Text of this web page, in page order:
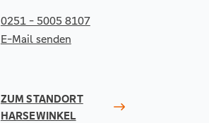
0251 - 5005 8107
E-Mail senden
ZUM STANDORT
HARSEWINKEL